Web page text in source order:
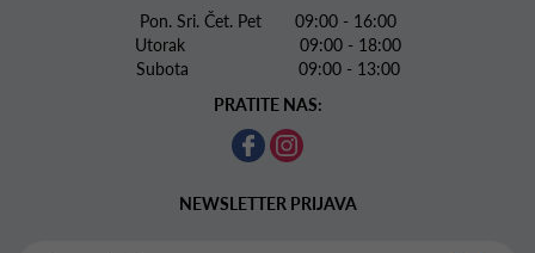
Pon. Sri. Čet. Pet 09:00 - 16:00
Utorak 09:00 - 18:00
Subota 09:00 - 13:00
PRATITE NAS:
NEWSLETTER PRIJAVA